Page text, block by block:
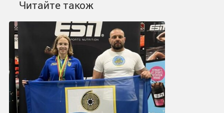
Читайте також